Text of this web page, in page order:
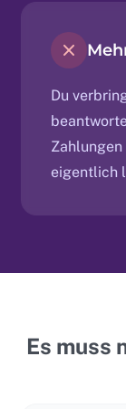
Du
eigentlich
Es muss